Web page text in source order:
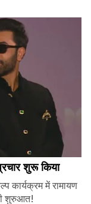
शुरू किया
कार्यक्रम में रामायण
शुरुआत!